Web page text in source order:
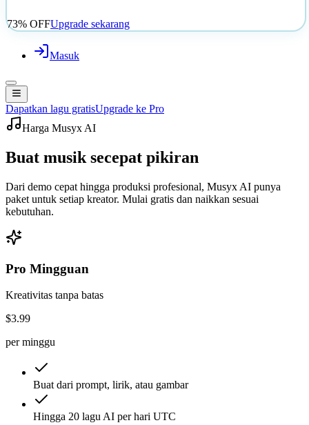
73% OFFUpgrade sekarang
Masuk
Dapatkan lagu gratisUpgrade ke Pro
Harga Musyx AI
Buat musik secepat pikiran
Dari demo cepat hingga produksi profesional, Musyx AI punya
paket untuk setiap kreator. Mulai gratis dan naikkan sesuai
kebutuhan.
Pro Mingguan
Kreativitas tanpa batas
$3.99
per minggu
Buat dari prompt, lirik, atau gambar
Hingga 20 lagu AI per hari UTC